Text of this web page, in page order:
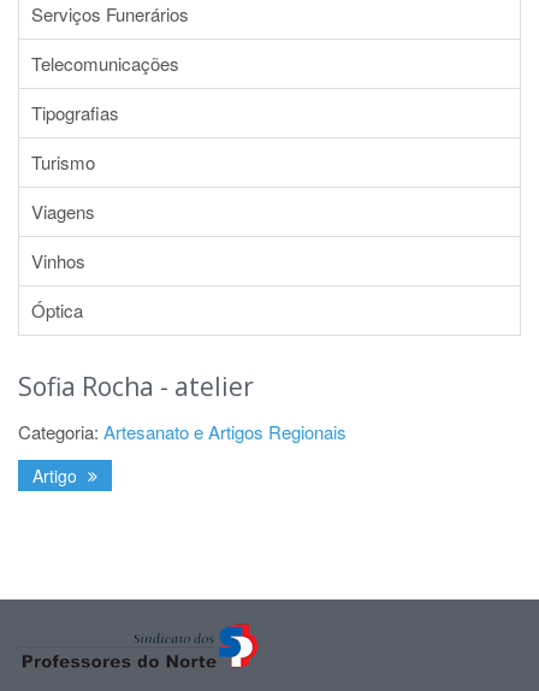
Serviços Funerários
Telecomunicações
Tipografias
Turismo
Viagens
Vinhos
Óptica
Sofia Rocha - atelier
Categoria: Artesanato e Artigos Regionais
Artigo